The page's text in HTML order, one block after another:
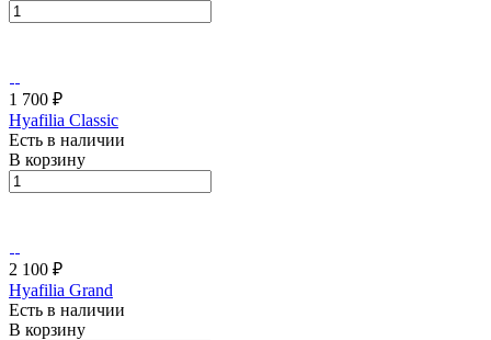
1 700 ₽
Hyafilia Classic
Есть в наличии
В корзину
2 100 ₽
Hyafilia Grand
Есть в наличии
В корзину